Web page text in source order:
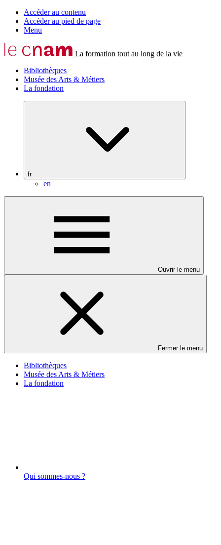
Accéder au contenu
Accéder au pied de page
Menu
La formation tout au long de la vie
Bibliothèques
Musée des Arts & Métiers
La fondation
fr
en
Ouvrir le menu
Fermer le menu
Bibliothèques
Musée des Arts & Métiers
La fondation
Qui sommes-nous ?